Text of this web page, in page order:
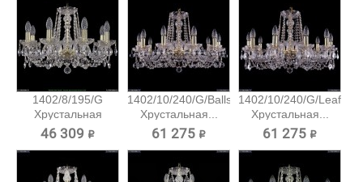
1402/8/195/G
Хрустальная
подвесная...
46 309 ₽
1402/10/240/G/Balls
Хрустальная...
61 275 ₽
1402/10/240/G/Leafs
Хрустальная...
61 275 ₽